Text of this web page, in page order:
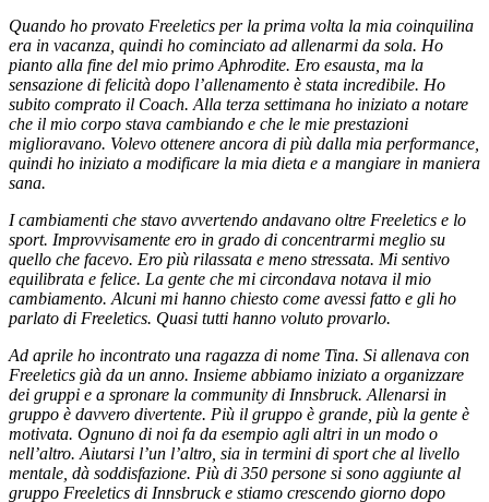
Quando ho provato Freeletics per la prima volta la mia coinquilina
era in vacanza, quindi ho cominciato ad allenarmi da sola. Ho
pianto alla fine del mio primo Aphrodite. Ero esausta, ma la
sensazione di felicità dopo l’allenamento è stata incredibile. Ho
subito comprato il Coach. Alla terza settimana ho iniziato a notare
che il mio corpo stava cambiando e che le mie prestazioni
miglioravano. Volevo ottenere ancora di più dalla mia performance,
quindi ho iniziato a modificare la mia dieta e a mangiare in maniera
sana.
I cambiamenti che stavo avvertendo andavano oltre Freeletics e lo
sport. Improvvisamente ero in grado di concentrarmi meglio su
quello che facevo. Ero più rilassata e meno stressata. Mi sentivo
equilibrata e felice. La gente che mi circondava notava il mio
cambiamento. Alcuni mi hanno chiesto come avessi fatto e gli ho
parlato di Freeletics. Quasi tutti hanno voluto provarlo.
Ad aprile ho incontrato una ragazza di nome Tina. Si allenava con
Freeletics già da un anno. Insieme abbiamo iniziato a organizzare
dei gruppi e a spronare la community di Innsbruck. Allenarsi in
gruppo è davvero divertente. Più il gruppo è grande, più la gente è
motivata. Ognuno di noi fa da esempio agli altri in un modo o
nell’altro. Aiutarsi l’un l’altro, sia in termini di sport che al livello
mentale, dà soddisfazione. Più di 350 persone si sono aggiunte al
gruppo Freeletics di Innsbruck e stiamo crescendo giorno dopo